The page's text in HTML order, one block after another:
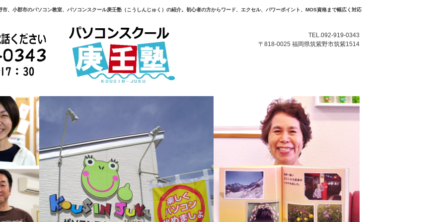
市、小郡市のパソコン教室、パソコンスクール庚壬塾（こうしんじゅく）の紹介。初心者の方からワード、エクセル、パワーポイント、MOS資格まで幅広く対応
TEL.092-919-0343
〒818-0025 福岡県筑紫野市筑紫1514